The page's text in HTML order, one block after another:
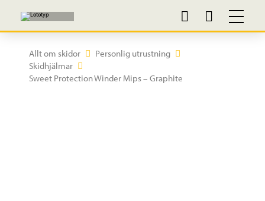
Allt om skidor
Personlig utrustning
Skidhjälmar
Sweet Protection Winder Mips – Graphite